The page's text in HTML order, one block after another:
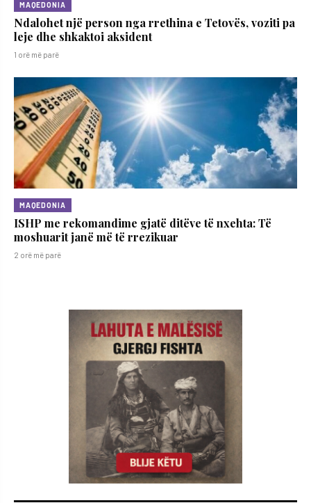
MAQEDONIA
Ndalohet një person nga rrethina e Tetovës, voziti pa
leje dhe shkaktoi aksident
1 orë më parë
MAQEDONIA
ISHP me rekomandime gjatë ditëve të nxehta: Të
moshuarit janë më të rrezikuar
2 orë më parë